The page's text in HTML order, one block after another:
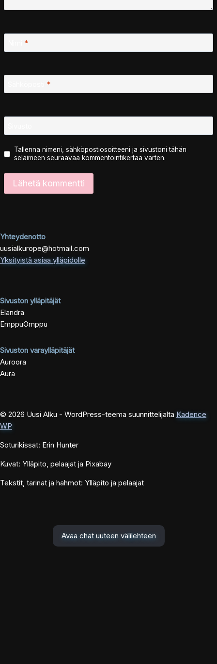
*
*
Tallenna nimeni, sähköpostiosoitteeni ja sivustoni tähän
selaimeen seuraavaa kommentointikertaa varten.
Yhteydenotto
uusialkurope@hotmail.com
Yksityistä asiaa ylläpidolle
Sivuston ylläpitäjät
Elandra
EmppuOmppu
Sivuston varaylläpitäjät
Auroora
Aura
© 2026 Uusi Alku - WordPress-teema suunnittelijalta Kadence
WP
Soturikissat: Erin Hunter
Kuvat: Ylläpito, pelaajat ja Pixabay
Tekstit, tarinat ja hahmot: Ylläpito ja pelaajat
Avaa chat uuteen välilehteen